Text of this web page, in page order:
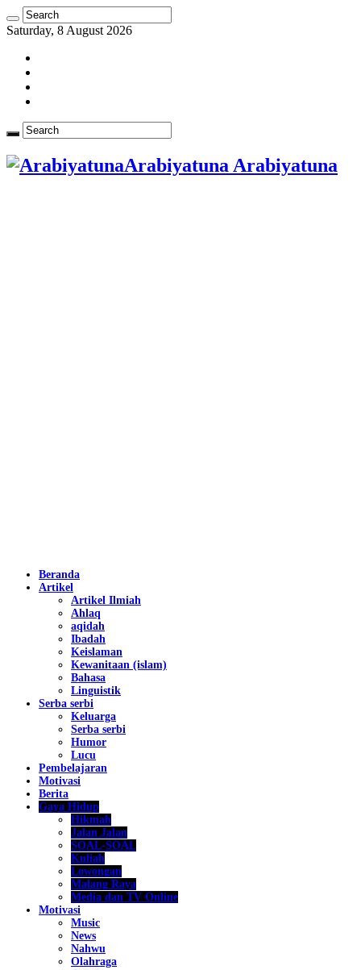
Saturday, 8 August 2026
Arabiyatuna Arabiyatuna
Beranda
Artikel
Artikel Ilmiah
Ahlaq
aqidah
Ibadah
Keislaman
Kewanitaan (islam)
Bahasa
Linguistik
Serba serbi
Keluarga
Serba serbi
Humor
Lucu
Pembelajaran
Motivasi
Berita
Gaya Hidup
Hikmah
Jalan Jalan
SOAL-SOAL
Kuliah
Lowongan
Malang Raya
Media dan TV Online
Motivasi
Music
News
Nahwu
Olahraga